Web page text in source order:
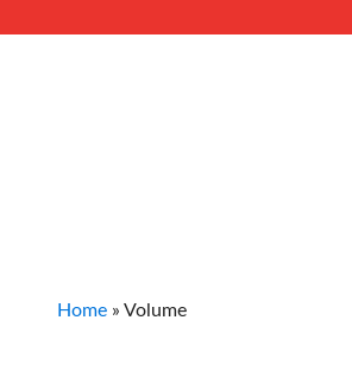
Home » Volume